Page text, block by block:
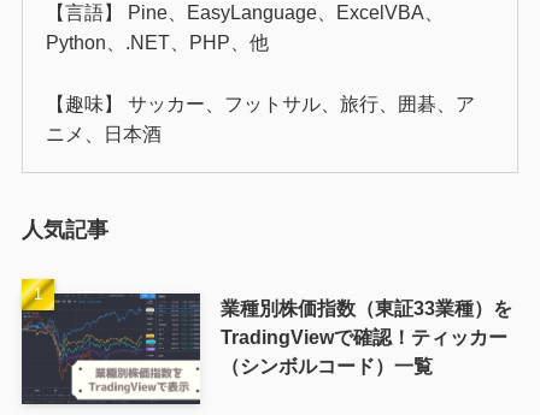
【言語】 Pine、EasyLanguage、ExcelVBA、
Python、.NET、PHP、他
【趣味】 サッカー、フットサル、旅行、囲碁、ア
ニメ、日本酒
人気記事
業種別株価指数（東証33業種）を
TradingViewで確認！ティッカー
（シンボルコード）一覧